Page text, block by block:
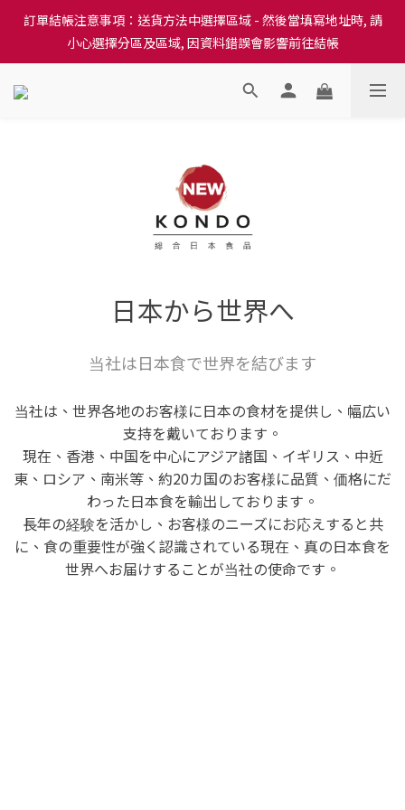
訂單結帳注意事項：送貨方法中選擇區域 - 然後當填寫地址時, 請
小心選擇分區及區域, 因資料錯誤會影響前往結帳
訂單結帳注意事項：送貨方法中選擇區域 - 然後當填寫地址時, 請
小心選擇分區及區域, 因資料錯誤會影響前往結帳
隆重推出本地培育田香雞、金棠雞、粵皇鷄及平原雞等，想食靚雞
小心選擇分區及區域, 因資料錯誤會影響前往結帳
日本から世界へ
当社は日本食で世界を結びます
当社は、世界各地のお客様に日本の食材を提供し、幅広い
支持を戴いております。
現在、香港、中国を中心にアジア諸国、イギリス、中近
東、ロシア、南米等、約20カ国のお客様に品質、価格にだ
わった日本食を輸出しております。
長年の経験を活かし、お客様のニーズにお応えすると共
に、食の重要性が強く認識されている現在、真の日本食を
世界へお届けすることが当社の使命です。